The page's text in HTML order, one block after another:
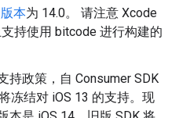
本为 14.0。 请注意 Xcode
持使用 bitcode 进行构建的
持政策，自 Consumer SDK
冻结对 iOS 13 的支持。现